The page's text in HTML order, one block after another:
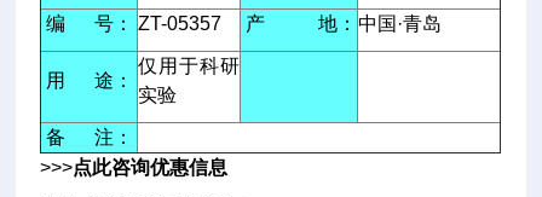
编 号： ZT-05357 产 地： 中国·青岛
用 途：
仅用于科研
实验
备 注：
>>>点此咨询优惠信息